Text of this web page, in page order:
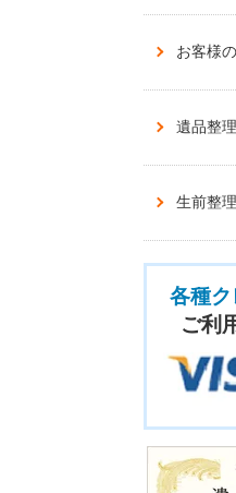
お客様
遺品整
生前整
各種
ご利